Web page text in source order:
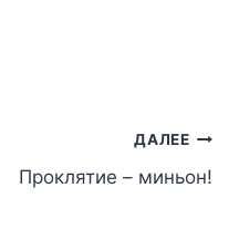
ДАЛЕЕ
Проклятие – миньон!